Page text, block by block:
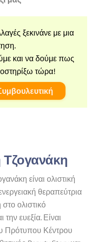
ξεκινάνε με μια
και να δούμε πως
τώρα!
Τζογανάκη
είναι ολιστική
θεραπεύτρια
στο ολιστικό
την ευεξία. Είναι
Πρότυπου Κέντρου